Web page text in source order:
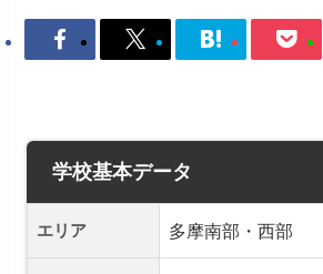
学校基本データ
エリア 多摩南部・西部